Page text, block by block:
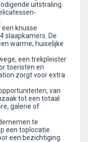
uitstraling.
knusse
slaapkamers. De
warme, huiselijke
een trekpleister
toeristen en
zorgt voor extra
van
tot een totaal
galerie of
te
een toplocatie.
een bezichtiging.